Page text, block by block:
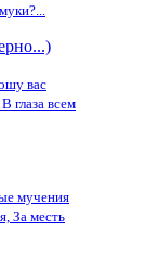
вас
глаза всем
мучения
За месть